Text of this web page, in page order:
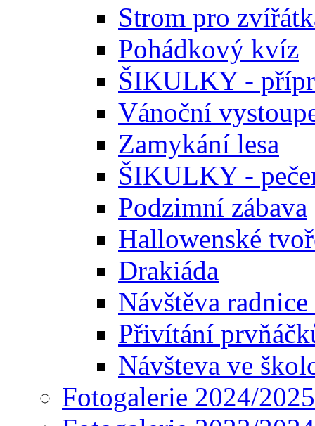
Strom pro
Pohádkový kvíz
ŠIKULKY -
Vánoční
Zamykání lesa
ŠIKULKY -
Podzimní zábava
Hallowenské
Drakiáda
Návštěva radnice
Přivítání
Návšteva ve
Fotogalerie 2024/2025